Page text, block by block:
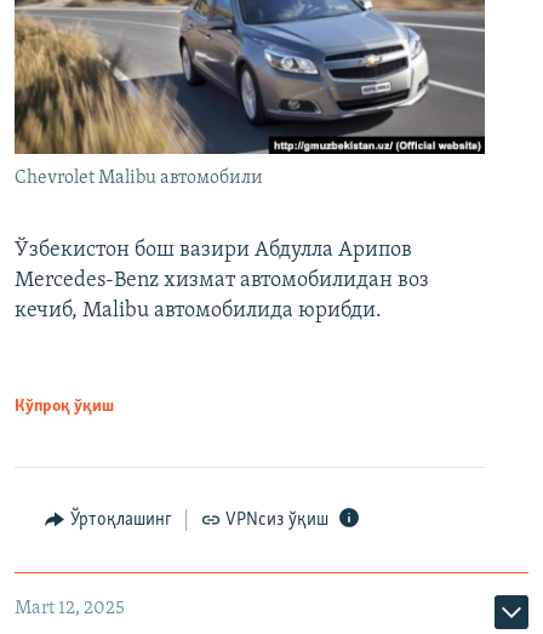
Chevrolet Malibu автомобили
Ўзбекистон бош вазири Абдулла Арипов
Mercedes-Benz хизмат автомобилидан воз
кечиб, Malibu автомобилида юрибди.
Кўпроқ ўқиш
Ўртоқлашинг VPNсиз ўқиш
Mart 12, 2025